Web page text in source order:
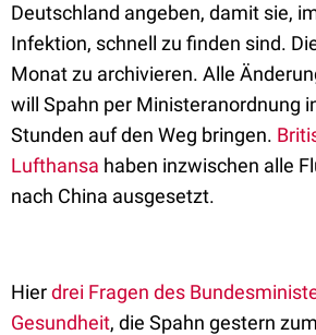
Deutschland angeben, damit sie,
Infektion, schnell zu finden sind.
Monat zu archivieren. Alle
will Spahn per Ministeranordnung
Stunden auf den Weg bringen.
Lufthansa haben inzwischen alle
nach China ausgesetzt.
Hierdrei Fragen des
Gesundheit, die Spahn gestern